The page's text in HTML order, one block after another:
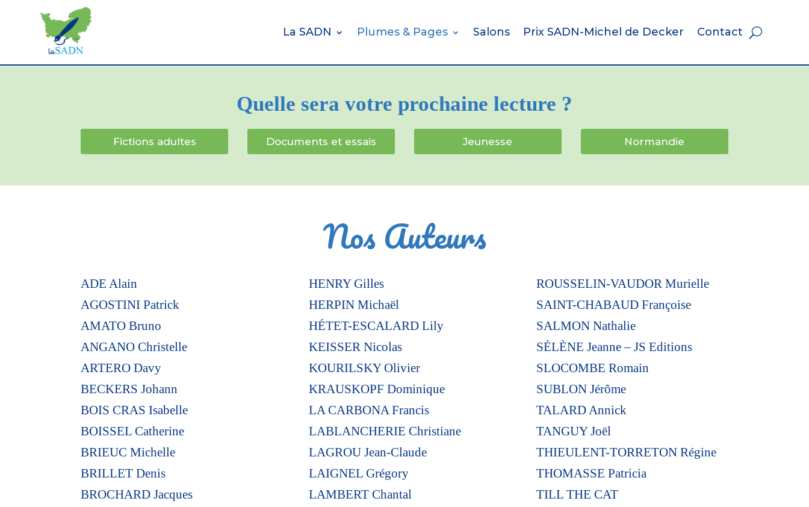
La SADN Plumes & Pages Salons Prix SADN-Michel de Decker Contact
Quelle sera votre prochaine lecture ?
Fictions adultes Documents et essais Jeunesse Normandie
Nos Auteurs
ADE Alain
AGOSTINI Patrick
AMATO Bruno
ANGANO Christelle
ARTERO Davy
BECKERS Johann
BOIS CRAS Isabelle
BOISSEL Catherine
BRIEUC Michelle
BRILLET Denis
BROCHARD Jacques
HENRY Gilles
HERPIN Michaël
HÉTET-ESCALARD Lily
KEISSER Nicolas
KOURILSKY Olivier
KRAUSKOPF Dominique
LA CARBONA Francis
LABLANCHERIE Christiane
LAGROU Jean-Claude
LAIGNEL Grégory
LAMBERT Chantal
ROUSSELIN-VAUDOR Murielle
SAINT-CHABAUD Françoise
SALMON Nathalie
SÉLÈNE Jeanne – JS Editions
SLOCOMBE Romain
SUBLON Jérôme
TALARD Annick
TANGUY Joël
THIEULENT-TORRETON Régine
THOMASSE Patricia
TILL THE CAT